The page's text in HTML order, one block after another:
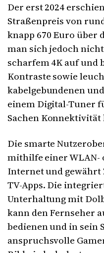
Der erst 2024
Straßenpreis von
knapp 670 Euro über
man sich jedoch
scharfem 4K auf und
Kontraste sowie
kabelgebundenen
einem Digital-Tuner
Sachen
Die smarte
mithilfe einer WLAN-
Internet und gewährt
TV-Apps. Die
Unterhaltung mit
kann den Fernseher
bedienen und in sein
anspruchsvolle